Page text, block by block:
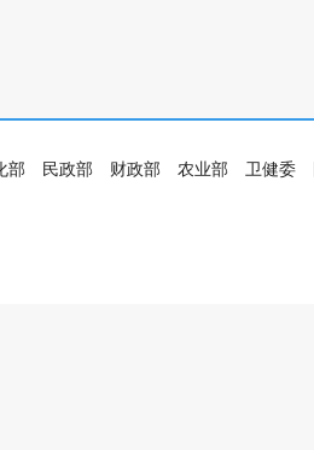
部 民政部 财政部 农业部 卫健委